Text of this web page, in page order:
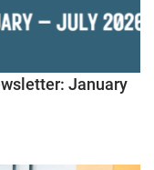
January